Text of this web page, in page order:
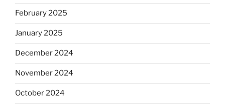
February 2025
January 2025
December 2024
November 2024
October 2024